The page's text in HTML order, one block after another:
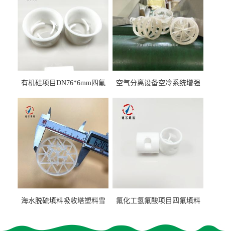
有机硅项目DN76*6mm四氟
空气分离设备空冷系统增强
海水脱硫填料吸收塔塑料雪
氟化工氢氟酸项目四氟填料
蚀